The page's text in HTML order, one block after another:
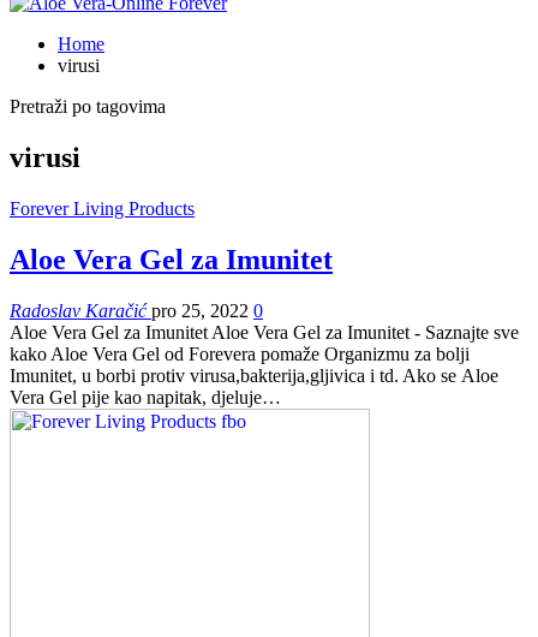
Home
virusi
Pretraži po tagovima
virusi
Forever Living Products
Aloe Vera Gel za Imunitet
Radoslav Karačićpro 25, 2022 0
Aloe Vera Gel za Imunitet Aloe Vera Gel za Imunitet - Saznajte sve
kako Aloe Vera Gel od Forevera pomaže Organizmu za bolji
Imunitet, u borbi protiv virusa,bakterija,gljivica i td. Ako se Aloe
Vera Gel pije kao napitak, djeluje…